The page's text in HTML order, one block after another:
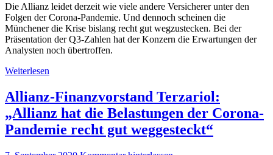
Die Allianz leidet derzeit wie viele andere Versicherer unter den
Folgen der Corona-Pandemie. Und dennoch scheinen die
Münchener die Krise bislang recht gut wegzustecken. Bei der
Präsentation der Q3-Zahlen hat der Konzern die Erwartungen der
Analysten noch übertroffen.
Weiterlesen
Allianz-Finanzvorstand Terzariol:
„Allianz hat die Belastungen der Corona-
Pandemie recht gut weggesteckt“